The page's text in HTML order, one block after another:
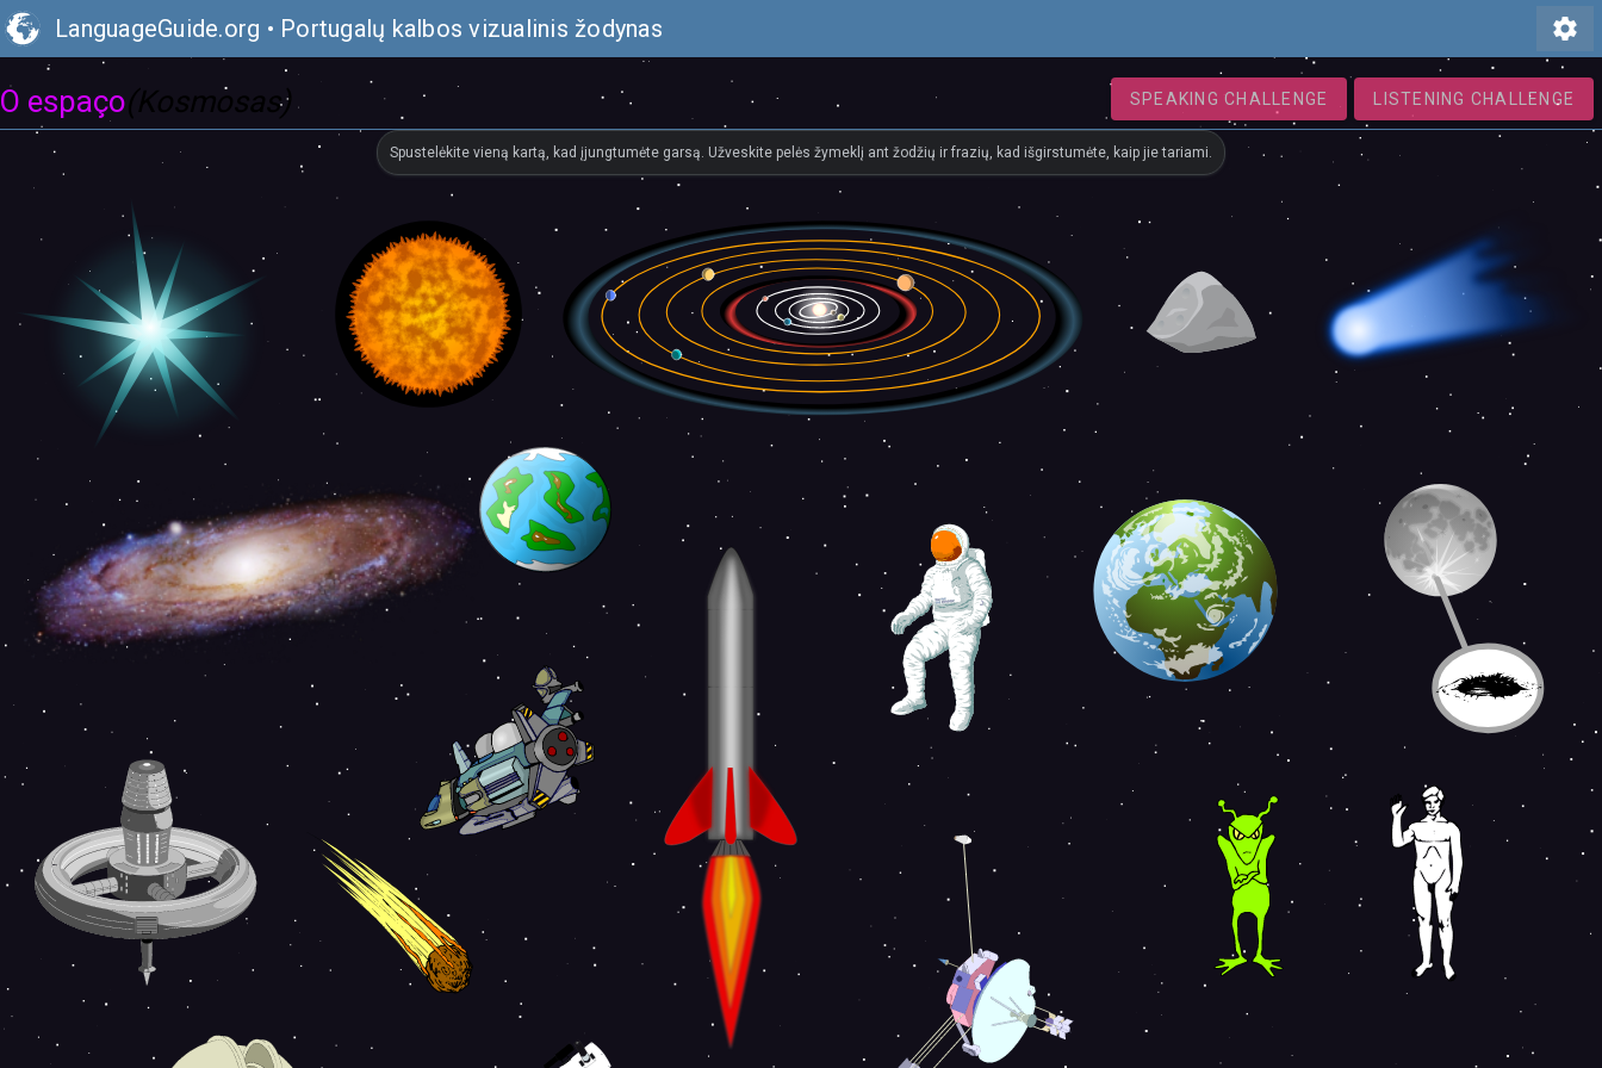
LanguageGuide.org • Portugalų kalbos vizualinis žodynas settings
O espaço(Kosmosas) SPEAKING CHALLENGE LISTENING CHALLENGE
Spustelėkite vieną kartą, kad įjungtumėte garsą. Užveskite pelės žymeklį ant žodžių ir frazių, kad išgirstumėte, kaip jie tariami.